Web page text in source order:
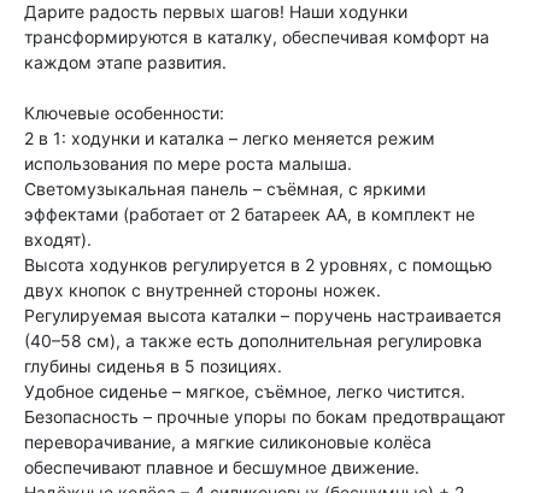
Дарите радость первых шагов! Наши ходунки
трансформируются в каталку, обеспечивая комфорт на
каждом этапе развития.
Ключевые особенности:
2 в 1: ходунки и каталка – легко меняется режим
использования по мере роста малыша.
Светомузыкальная панель – съёмная, с яркими
эффектами (работает от 2 батареек АА, в комплект не
входят).
Высота ходунков регулируется в 2 уровнях, с помощью
двух кнопок с внутренней стороны ножек.
Регулируемая высота каталки – поручень настраивается
(40–58 см), а также есть дополнительная регулировка
глубины сиденья в 5 позициях.
Удобное сиденье – мягкое, съёмное, легко чистится.
Безопасность – прочные упоры по бокам предотвращают
переворачивание, а мягкие силиконовые колёса
обеспечивают плавное и бесшумное движение.